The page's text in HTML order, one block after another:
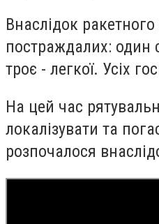
Внаслідок
постраждалих: один
троє - легкої. Усіх
На цей час
локалізувати та
розпочалося